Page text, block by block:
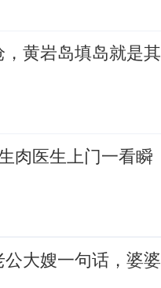
黄岩岛填岛就是其
肉医生上门一看瞬
大嫂一句话，婆婆